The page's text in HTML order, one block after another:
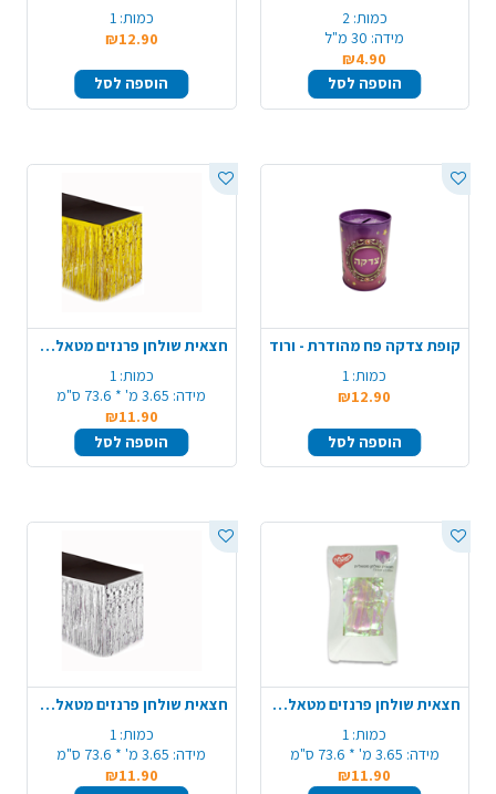
כמות: 2
מידה: 30 מ"ל
₪4.90
הוספה לסל
כמות: 1
₪12.90
הוספה לסל
קופת צדקה פח מהודרת - ורוד
כמות: 1
₪12.90
הוספה לסל
חצאית שולחן פרנזים מטאלי - זהב
כמות: 1
מידה: 3.65 מ' * 73.6 ס"מ
₪11.90
הוספה לסל
חצאית שולחן פרנזים מטאלי - לבן אולטרה
כמות: 1
מידה: 3.65 מ' * 73.6 ס"מ
₪11.90
חצאית שולחן פרנזים מטאלי - כסף
כמות: 1
מידה: 3.65 מ' * 73.6 ס"מ
₪11.90